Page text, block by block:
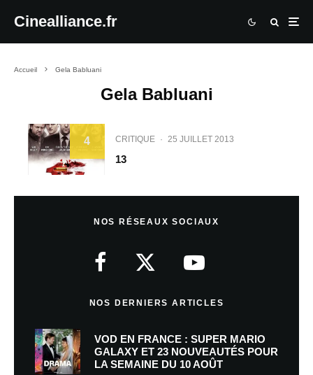
Cinealliance.fr
Accueil Gela Babluani
Gela Babluani
4 CRITIQUE · 25 JUILLET 2013
13
NOS RÉSEAUX SOCIAUX
NOS DERNIERS ARTICLES
VOD EN FRANCE : SUPER MARIO
GALAXY ET 23 NOUVEAUTÉS POUR
LA SEMAINE DU 10 AOÛT